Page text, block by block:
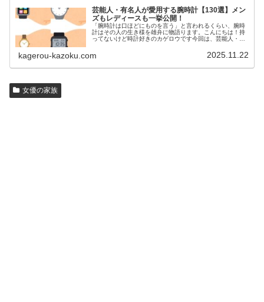
芸能人・有名人が愛用する腕時計【130選】メン
ズもレディースも一挙公開！
「腕時計は口ほどにものを言う」と言われるくらい、腕時
計はその人の生き様を雄弁に物語ります。こんにちは！持
ってないけど時計好きのカゲロウです今回は、芸能人・有
kagerou-kazoku.com 2025.11.22
女優の家族